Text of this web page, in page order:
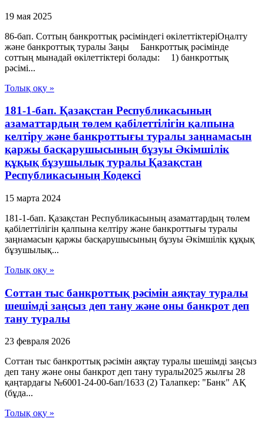
19 мая 2025
86-бап. Соттың банкроттық рәсіміндегі өкiлеттiктерiОңалту
және банкроттық туралы Заңы Банкроттық рәсімінде
соттың мынадай өкiлеттiктерi болады: 1) банкроттық
рәсімі...
Толық оқу »
181-1-бап. Қазақстан Республикасының
азаматтардың төлем қабілеттілігін қалпына
келтіру және банкроттығы туралы заңнамасын
қаржы басқарушысының бұзуы Әкімшілік
құқық бұзушылық туралы Қазақстан
Республикасының Кодексі
15 марта 2024
181-1-бап. Қазақстан Республикасының азаматтардың төлем
қабілеттілігін қалпына келтіру және банкроттығы туралы
заңнамасын қаржы басқарушысының бұзуы Әкімшілік құқық
бұзушылық...
Толық оқу »
Соттан тыс банкроттық рәсімін аяқтау туралы
шешімді заңсыз деп тану және оны банкрот деп
тану туралы
23 февраля 2026
Соттан тыс банкроттық рәсімін аяқтау туралы шешімді заңсыз
деп тану және оны банкрот деп тану туралы2025 жылғы 28
қаңтардағы №6001-24-00-6ап/1633 (2) Талапкер: "Банк" АҚ
(бұда...
Толық оқу »